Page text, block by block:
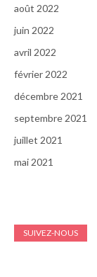
août 2022
juin 2022
avril 2022
février 2022
décembre 2021
septembre 2021
juillet 2021
mai 2021
SUIVEZ-NOUS